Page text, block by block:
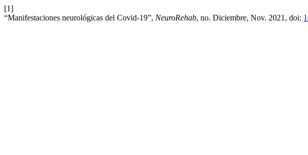
[1]
“Manifestaciones neurológicas del Covid-19”, NeuroRehab, no. Diciembre, Nov. 2021, doi: